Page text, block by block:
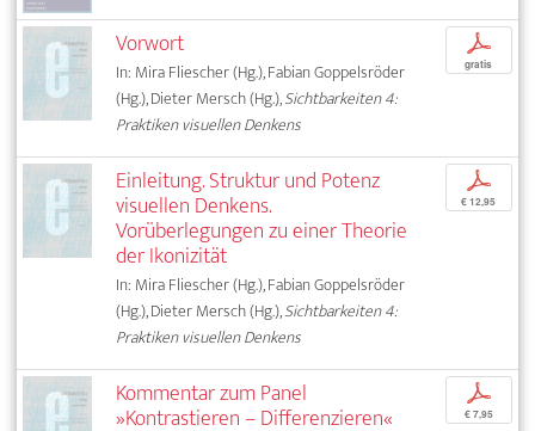
Vorwort
In: Mira Fliescher (Hg.), Fabian Goppelsröder
(Hg.), Dieter Mersch (Hg.),Sichtbarkeiten 4:
Praktiken visuellen Denkens
p
gratis
Einleitung. Struktur und Potenz
visuellen Denkens.
Vorüberlegungen zu einer Theorie
der Ikonizität
In: Mira Fliescher (Hg.), Fabian Goppelsröder
(Hg.), Dieter Mersch (Hg.),Sichtbarkeiten 4:
Praktiken visuellen Denkens
p
€ 12,95
Kommentar zum Panel
»Kontrastieren – Differenzieren«
p
€ 7,95